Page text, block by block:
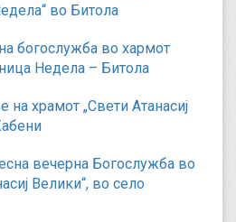
во Битола
богослужба во хармот
Недела – Битола
храмот „Свети Атанасиј
вечерна Богослужба во
Велики“, во село